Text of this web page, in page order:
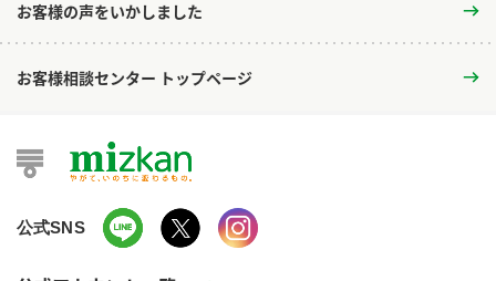
お客様の声をいかしました
お客様相談センター トップページ
公式SNS